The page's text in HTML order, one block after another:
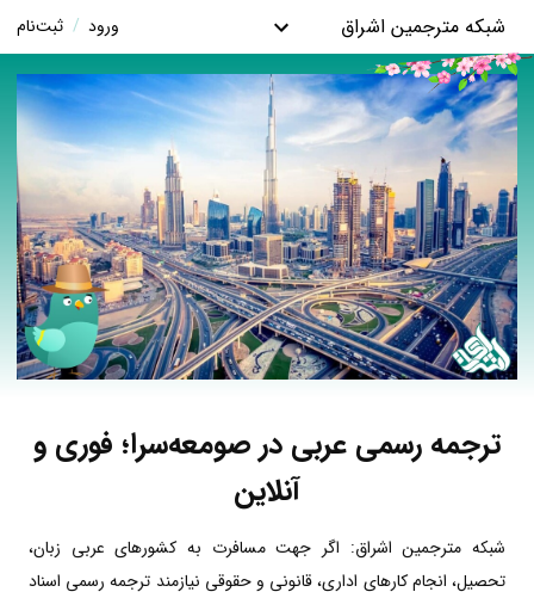
شبکه مترجمین اشراق ورود / ثبت‌نام
ترجمه رسمی عربی در صومعه‌سرا؛ فوری و
آنلاین
شبکه مترجمین اشراق: اگر جهت مسافرت به کشورهای عربی زبان،
تحصیل، انجام کارهای اداری، قانونی و حقوقی نیازمند ترجمه رسمی اسناد